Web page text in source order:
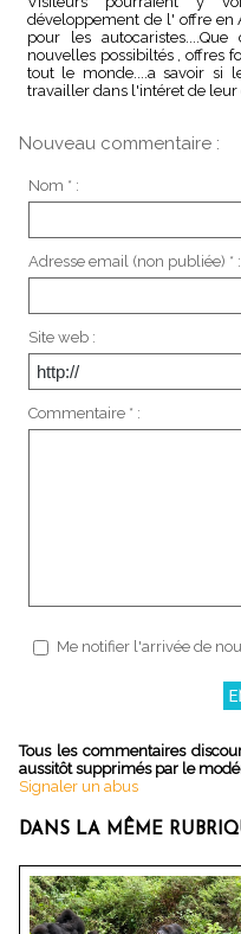
développement de l' offre en
pour les
nouvelles possibiltés , offres
tout le monde....a savoir si
travailler dans l'intéret de leur
Nouveau commentaire :
Nom * :
Adresse email (non publiée) * :
Site web :
Commentaire * :
Me notifier l'arrivée de
Tous les commentaires
aussitôt supprimés par le
Signaler un abus
DANS LA MÊME